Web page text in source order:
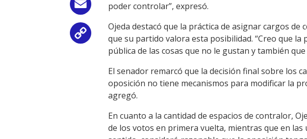
Email
Copy
Link
poder controlar”, expresó.
Ojeda destacó que la práctica de asignar cargos
que su partido valora esta posibilidad. “Creo que
pública de las cosas que no le gustan y también
El senador remarcó que la decisión final sobre los
oposición no tiene mecanismos para modificar la
agregó.
En cuanto a la cantidad de espacios de contralor,
de los votos en primera vuelta, mientras que en las